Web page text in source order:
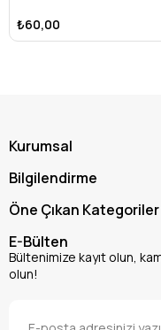
₺60,00
Kurumsal
Bilgilendirme
Öne Çıkan Kategoriler
E-Bülten
Bültenimize kayıt olun,
olun!